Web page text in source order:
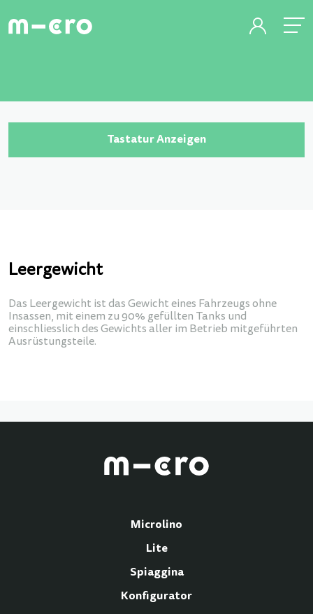
Tastatur Anzeigen
Leergewicht
Das Leergewicht ist das Gewicht eines Fahrzeugs ohne
Insassen, mit einem zu 90% gefüllten Tanks und
einschliesslich des Gewichts aller im Betrieb mitgeführten
Ausrüstungsteile.
Microlino
Lite
Spiaggina
Konfigurator